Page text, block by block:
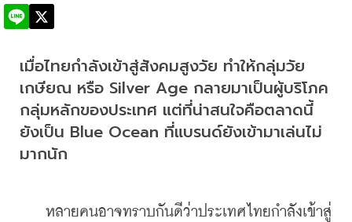
เมื่อไทยกำลังเข้าสู่สังคมสูงวัย ทำให้กลุ่มวัย
เกษียณ หรือ Silver Age กลายมาเป็นผู้บริโภค
กลุ่มหลักของประเทศ แต่ที่น่าสนใจคือตลาดนี้
ยังเป็น Blue Ocean ที่แบรนด์ยังเข้ามาเล่นไม่
มากนัก
หลายคนอาจทราบกันดีว่าประเทศไทยกำลังเข้าสู่